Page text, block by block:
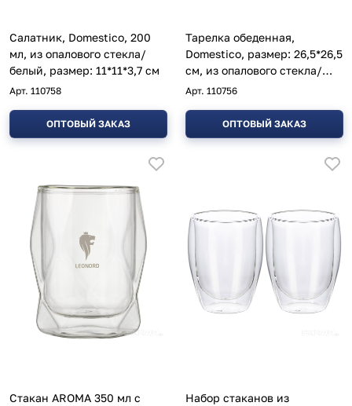
Салатник, Domestico, 200
мл, из опалового стекла/
белый, размер: 11*11*3,7 см
Арт. 110758
ОПТОВЫЙ ЗАКАЗ
Тарелка обеденная,
Domestico, размер: 26,5*26,5
см, из опалового стекла/
белая
Арт. 110756
ОПТОВЫЙ ЗАКАЗ
Стакан AROMA 350 мл с
Набор стаканов из